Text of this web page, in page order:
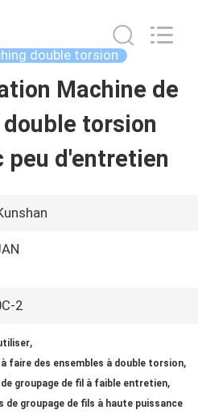
double torsion
Machine de
torsion
peu d'entretien
2
,
faire des ensembles à double torsion,
de groupage de fil à faible entretien,
de groupage de fils à haute puissance